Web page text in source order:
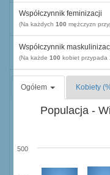
Współczynnik feminizacji
(Na każdych 100 mężczyzn
Współczynnik
(Na każde 100 kobiet przypada
Ogółem Kobiety
Populacja -
500